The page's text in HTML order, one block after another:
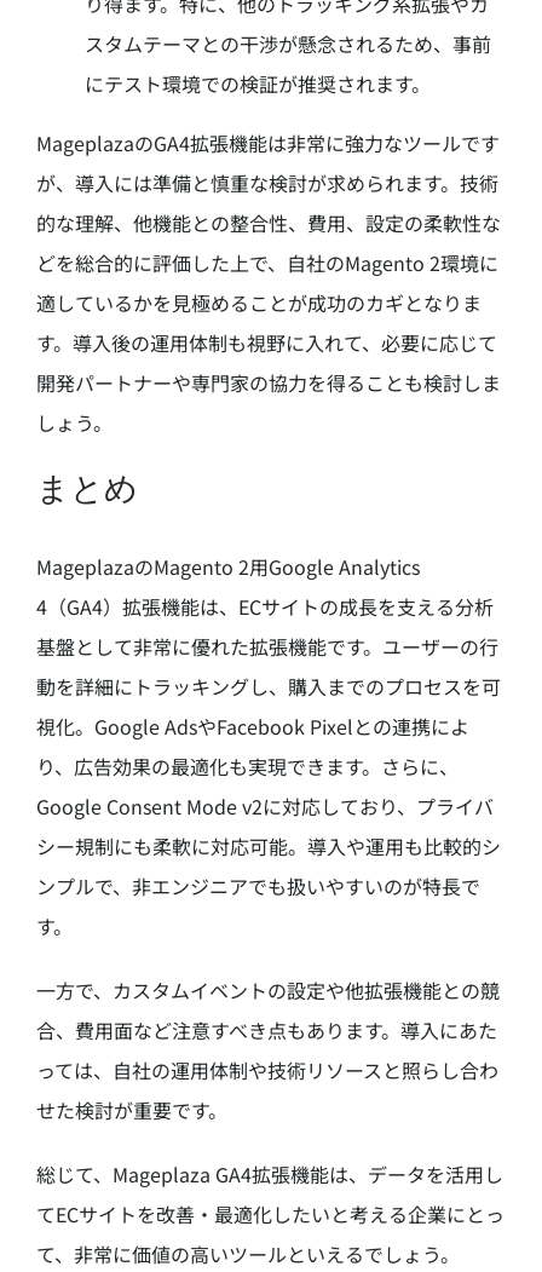
スタムテーマとの干渉が懸念されるため、事前
にテスト環境での検証が推奨されます。
MageplazaのGA4拡張機能は非常に強力なツールです
が、導入には準備と慎重な検討が求められます。技術
的な理解、他機能との整合性、費用、設定の柔軟性な
どを総合的に評価した上で、自社のMagento 2環境に
適しているかを見極めることが成功のカギとなりま
す。導入後の運用体制も視野に入れて、必要に応じて
開発パートナーや専門家の協力を得ることも検討しま
しょう。
まとめ
MageplazaのMagento 2用Google Analytics
4（GA4）拡張機能は、ECサイトの成長を支える分析
基盤として非常に優れた拡張機能です。ユーザーの行
動を詳細にトラッキングし、購入までのプロセスを可
視化。Google AdsやFacebook Pixelとの連携によ
り、広告効果の最適化も実現できます。さらに、
Google Consent Mode v2に対応しており、プライバ
シー規制にも柔軟に対応可能。導入や運用も比較的シ
ンプルで、非エンジニアでも扱いやすいのが特長で
す。
一方で、カスタムイベントの設定や他拡張機能との競
合、費用面など注意すべき点もあります。導入にあた
っては、自社の運用体制や技術リソースと照らし合わ
せた検討が重要です。
総じて、Mageplaza GA4拡張機能は、データを活用し
てECサイトを改善・最適化したいと考える企業にとっ
て、非常に価値の高いツールといえるでしょう。